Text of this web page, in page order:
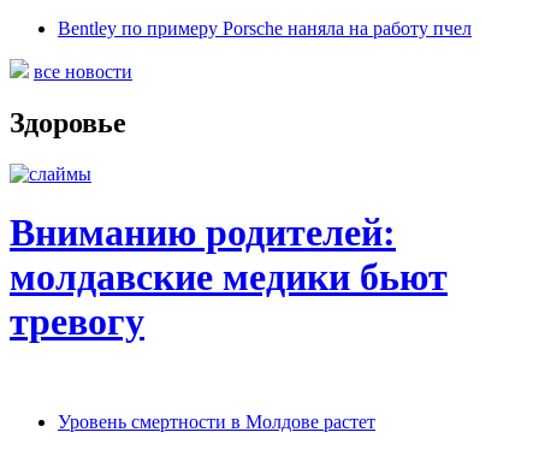
Bentley по примеру Porsche наняла на работу пчел
все новости
Здоровье
Вниманию родителей:
молдавские медики бьют
тревогу
Уровень смертности в Молдове растет